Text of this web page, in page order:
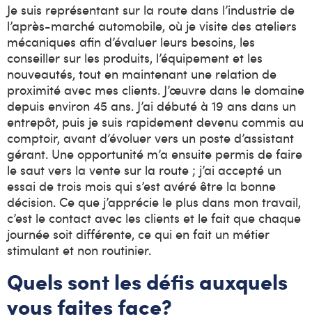
Je suis représentant sur la route dans l’industrie de
l’après-marché automobile, où je visite des ateliers
mécaniques afin d’évaluer leurs besoins, les
conseiller sur les produits, l’équipement et les
nouveautés, tout en maintenant une relation de
proximité avec mes clients. J’œuvre dans le domaine
depuis environ 45 ans. J’ai débuté à 19 ans dans un
entrepôt, puis je suis rapidement devenu commis au
comptoir, avant d’évoluer vers un poste d’assistant
gérant. Une opportunité m’a ensuite permis de faire
le saut vers la vente sur la route ; j’ai accepté un
essai de trois mois qui s’est avéré être la bonne
décision. Ce que j’apprécie le plus dans mon travail,
c’est le contact avec les clients et le fait que chaque
journée soit différente, ce qui en fait un métier
stimulant et non routinier.
Quels sont les défis auxquels
vous faites face?